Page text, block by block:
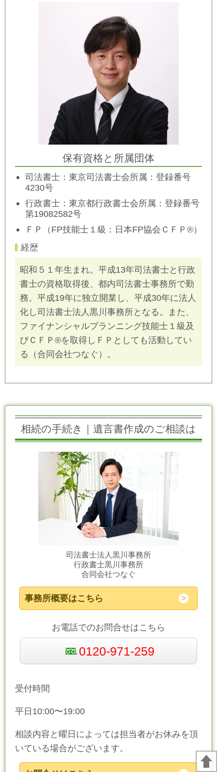
保有資格と所属団体
司法書士：東京司法書士会所属：登録番号
4230号
行政書士：東京都行政書士会所属： 登録番号
第19082582号
ＦＰ（FP技能士１級：日本FP協会ＣＦＰ®）
経歴
昭和５１年生まれ。平成13年司法書士と行政
書士の資格取得後、都内司法書士事務所で勤
務。平成19年に独立開業し、平成30年に法人
化し司法書士法人黒川事務所となる。また、
ファイナンシャルプランニング技能士１級及
びＣＦＰ®を取得しＦＰとしても活動してい
る（合同会社つなぐ）。
相続の手続き｜遺言書作成のご相談は
司法書士法人黒川事務所
行政書士黒川事務所
合同会社つなぐ
事務所概要はこちら
お電話でのお問合せはこちら
0120-971-259
受付時間
平日10:00〜19:00
相談内容と曜日によっては担当者がお休みを頂
いている場合がございます。